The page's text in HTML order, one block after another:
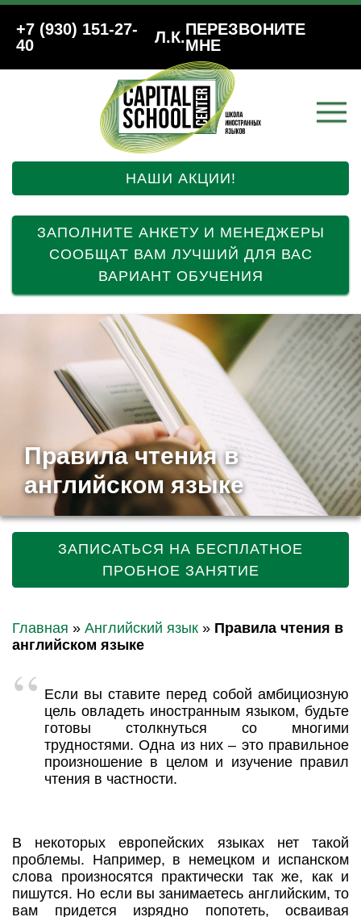
+7 (930) 151-27-
40
Л.К.ПЕРЕЗВОНИТЕ
МНЕ
НАШИ АКЦИИ!
ЗАПОЛНИТЕ АНКЕТУ И МЕНЕДЖЕРЫ
СООБЩАТ ВАМ ЛУЧШИЙ ДЛЯ ВАС
ВАРИАНТ ОБУЧЕНИЯ
Правила чтения в
английском языке
ЗАПИСАТЬСЯ НА БЕСПЛАТНОЕ
ПРОБНОЕ ЗАНЯТИЕ
Главная » Английский язык » Правила чтения в
английском языке
Если вы ставите перед собой амбициозную
цель овладеть иностранным языком, будьте
готовы столкнуться со многими
трудностями. Одна из них – это правильное
произношение в целом и изучение правил
чтения в частности.
В некоторых европейских языках нет такой
проблемы. Например, в немецком и испанском
слова произносятся практически так же, как и
пишутся. Но если вы занимаетесь английским, то
вам придется изрядно попотеть, осваивая